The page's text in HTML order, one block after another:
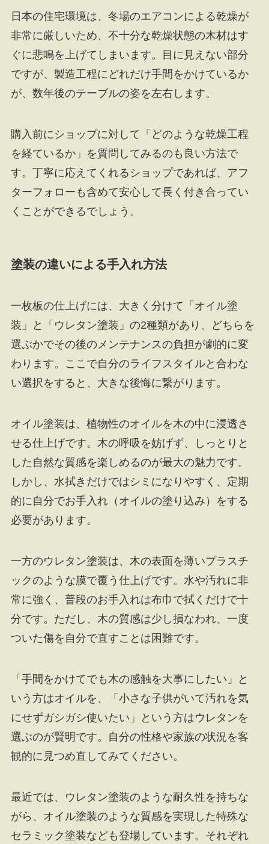
日本の住宅環境は、冬場のエアコンによる乾燥が
非常に厳しいため、不十分な乾燥状態の木材はす
ぐに悲鳴を上げてしまいます。目に見えない部分
ですが、製造工程にどれだけ手間をかけているか
が、数年後のテーブルの姿を左右します。
購入前にショップに対して「どのような乾燥工程
を経ているか」を質問してみるのも良い方法で
す。丁寧に応えてくれるショップであれば、アフ
ターフォローも含めて安心して長く付き合ってい
くことができるでしょう。
塗装の違いによる手入れ方法
一枚板の仕上げには、大きく分けて「オイル塗
装」と「ウレタン塗装」の2種類があり、どちらを
選ぶかでその後のメンテナンスの負担が劇的に変
わります。ここで自分のライフスタイルと合わな
い選択をすると、大きな後悔に繋がります。
オイル塗装は、植物性のオイルを木の中に浸透さ
せる仕上げです。木の呼吸を妨げず、しっとりと
した自然な質感を楽しめるのが最大の魅力です。
しかし、水拭きだけではシミになりやすく、定期
的に自分でお手入れ（オイルの塗り込み）をする
必要があります。
一方のウレタン塗装は、木の表面を薄いプラスチ
ックのような膜で覆う仕上げです。水や汚れに非
常に強く、普段のお手入れは布巾で拭くだけで十
分です。ただし、木の質感は少し損なわれ、一度
ついた傷を自分で直すことは困難です。
「手間をかけてでも木の感触を大事にしたい」と
いう方はオイルを、「小さな子供がいて汚れを気
にせずガシガシ使いたい」という方はウレタンを
選ぶのが賢明です。自分の性格や家族の状況を客
観的に見つめ直してみてください。
最近では、ウレタン塗装のような耐久性を持ちな
がら、オイル塗装のような質感を実現した特殊な
セラミック塗装なども登場しています。それぞれ